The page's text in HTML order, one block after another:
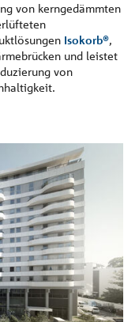
von kerngedämmten
Isokorb®,
und leistet
von